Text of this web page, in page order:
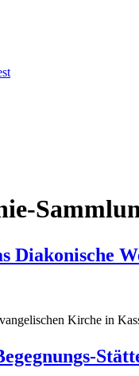
Diakonische
Kirche in